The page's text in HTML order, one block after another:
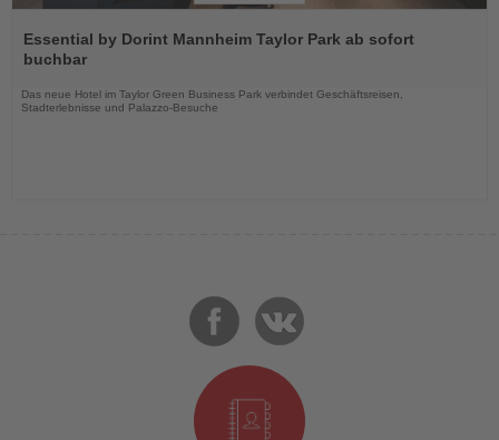
Sie
die
Essential by Dorint Mannheim Taylor Park ab sofort
buchbar
Das neue Hotel im Taylor Green Business Park verbindet Geschäftsreisen,
Stadterlebnisse und Palazzo-Besuche